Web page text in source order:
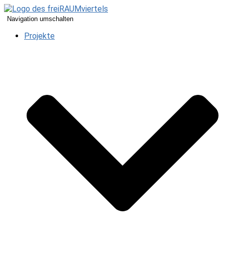
Navigation umschalten
Projekte